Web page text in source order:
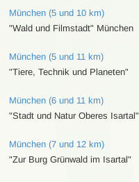
München (5 und 10 km)
"Wald und Filmstadt" München
München (5 und 11 km)
"Tiere, Technik und Planeten"
München (6 und 11 km)
"Stadt und Natur Oberes Isartal"
München (7 und 12 km)
"Zur Burg Grünwald im Isartal"